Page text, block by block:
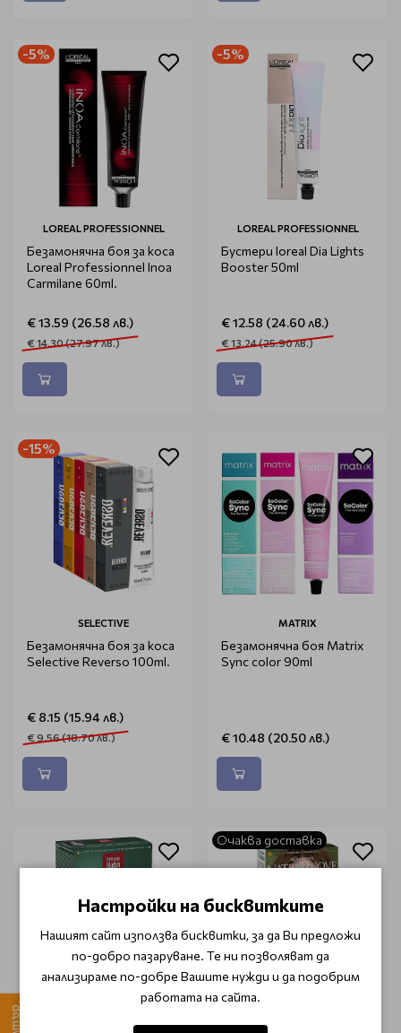
-5%
LOREAL PROFESSIONNEL
Безамонячна боя за коса
Loreal Professionnel Inoa
Carmilane 60ml.
€ 13.59 (26.58 лв.)
€ 14.30 (27.97 лв.)
-5%
LOREAL PROFESSIONNEL
Бустери loreal Dia Lights
Booster 50ml
€ 12.58 (24.60 лв.)
€ 13.24 (25.90 лв.)
-15%
SELECTIVE
Безамонячна боя за коса
Selective Reverso 100ml.
€ 8.15 (15.94 лв.)
€ 9.56 (18.70 лв.)
MATRIX
Безамонячна боя Matrix
Sync color 90ml
€ 10.48 (20.50 лв.)
Очаква доставка
Настройки на бисквитките
Нашият сайт използва бисквитки, за да Ви предложи
по-добро пазаруване. Те ни позволяват да
анализираме по-добре Вашите нужди и да подобрим
работата на сайта.